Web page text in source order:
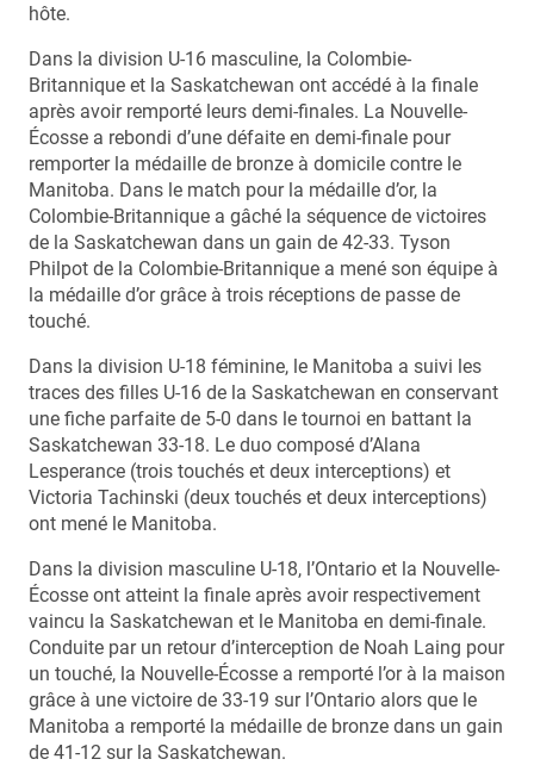
hôte.
Dans la division U-16 masculine, la Colombie-
Britannique et la Saskatchewan ont accédé à la finale
après avoir remporté leurs demi-finales. La Nouvelle-
Écosse a rebondi d’une défaite en demi-finale pour
remporter la médaille de bronze à domicile contre le
Manitoba. Dans le match pour la médaille d’or, la
Colombie-Britannique a gâché la séquence de victoires
de la Saskatchewan dans un gain de 42-33. Tyson
Philpot de la Colombie-Britannique a mené son équipe à
la médaille d’or grâce à trois réceptions de passe de
touché.
Dans la division U-18 féminine, le Manitoba a suivi les
traces des filles U-16 de la Saskatchewan en conservant
une fiche parfaite de 5-0 dans le tournoi en battant la
Saskatchewan 33-18. Le duo composé d’Alana
Lesperance (trois touchés et deux interceptions) et
Victoria Tachinski (deux touchés et deux interceptions)
ont mené le Manitoba.
Dans la division masculine U-18, l’Ontario et la Nouvelle-
Écosse ont atteint la finale après avoir respectivement
vaincu la Saskatchewan et le Manitoba en demi-finale.
Conduite par un retour d’interception de Noah Laing pour
un touché, la Nouvelle-Écosse a remporté l’or à la maison
grâce à une victoire de 33-19 sur l’Ontario alors que le
Manitoba a remporté la médaille de bronze dans un gain
de 41-12 sur la Saskatchewan.